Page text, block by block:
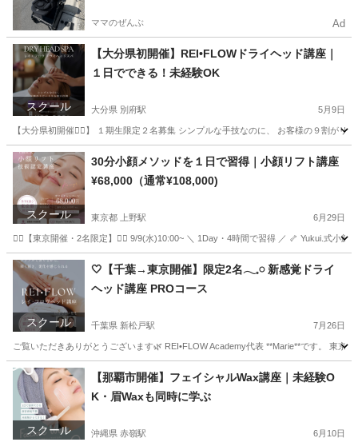
ママのぜんぶ Ad
スクール
【大分県初開催】REI•FLOWドライヘッド講座｜
１日でできる！未経験OK
大分県 別府駅 5月9日
【大分県初開催❤️‍🔥】 １期生限定２名募集 シンプルな手技なのに、 お客様の９割が
大分 別府市 別府駅
スクール
30分小顔メソッドを１日で習得｜小顔リフト講座
¥68,000（通常¥108,000)
東京都 上野駅 6月29日
❤️‍🔥【東京開催・2名限定】❤️‍🔥 9/9(水)10:00~ ＼ 1Day・4時間で習得 ／ 🦴 Yukui.式小
東京 墨田区 上野駅 その他 小顔
スクール
🤍【千葉→東京開催】限定2名𓂃𓈒𓏸 新感覚ドライ
ヘッド講座 PROコース
千葉県 新松戸駅 7月26日
ご覧いただきありがとうございます🌿 REI•FLOW Academy代表 **Marie**です。 東
千葉 松戸市 新松戸駅 ヘッドスパ
スクール
【那覇市開催】フェイシャルWax講座｜未経験O
K・眉Waxも同時に学ぶ
沖縄県 赤嶺駅 6月10日